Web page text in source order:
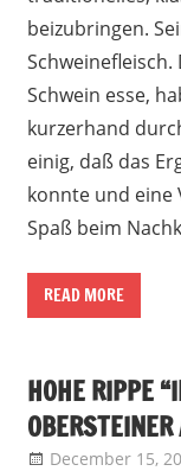
beizubringen.
Schwein esse,
kurzerhand
einig, daß das
konnte und eine
Spaß beim
READ MORE
HOHE RIPPE
December 15,